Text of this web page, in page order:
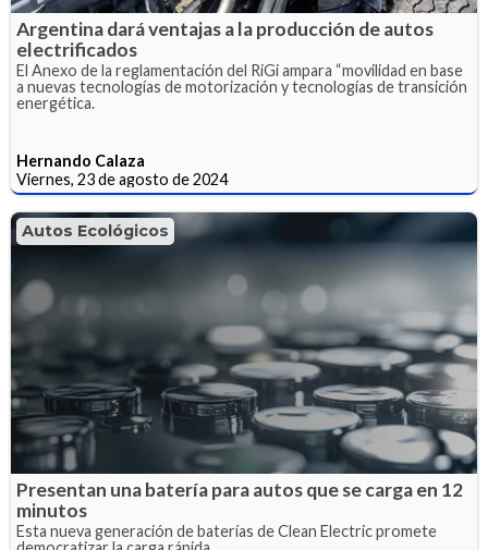
Argentina dará ventajas a la producción de autos
electrificados
El Anexo de la reglamentación del RiGi ampara “movilidad en base
a nuevas tecnologías de motorización y tecnologías de transición
energética.
Hernando Calaza
Viernes, 23 de agosto de 2024
Autos Ecológicos
Presentan una batería para autos que se carga en 12
minutos
Esta nueva generación de baterías de Clean Electric promete